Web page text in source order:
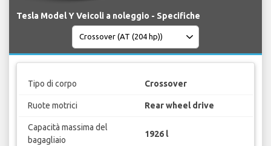
Tesla Model Y Veicoli a noleggio - Specifiche
Tipo di corpo Crossover
Ruote motrici Rear wheel drive
Capacità massima del
bagagliaio
1926 l